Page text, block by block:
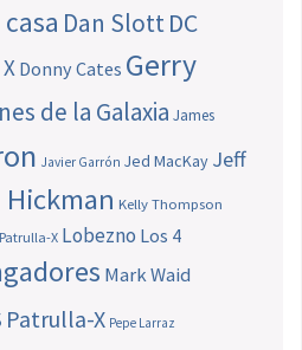
Dan SlottDC
Donny Cates Gerry
de la Galaxia James
Javier Garrón Jed MacKay Jeff
Kelly Thompson
X Lobezno Los 4
Mark Waid
Patrulla-X Pepe Larraz